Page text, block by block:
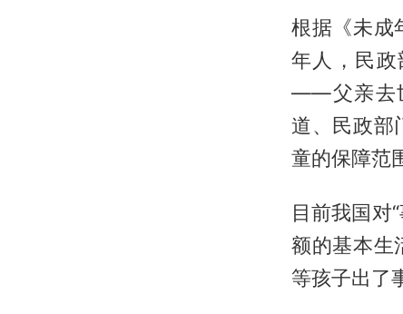
根据《未成
年人，民
——父亲去
道、民政部
童的保障范
目前我国对
额的基本生
等孩子出了